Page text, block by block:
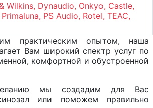
Wilkins, Dynaudio, Onkyo, Castle,
PS Audio, Rotel, TEAC,
практическим опытом, наша
Вам широкий спектр услуг по
комфортной и обустроенной
мы создадим для Вас
или поможем правильно